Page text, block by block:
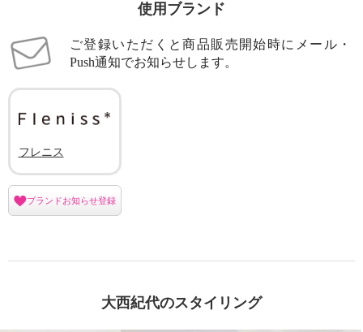
使用ブランド
ご登録いただくと商品販売開始時にメール・
Push通知でお知らせします。
フレニス
ブランドお知らせ登録
大西紀代のスタイリング